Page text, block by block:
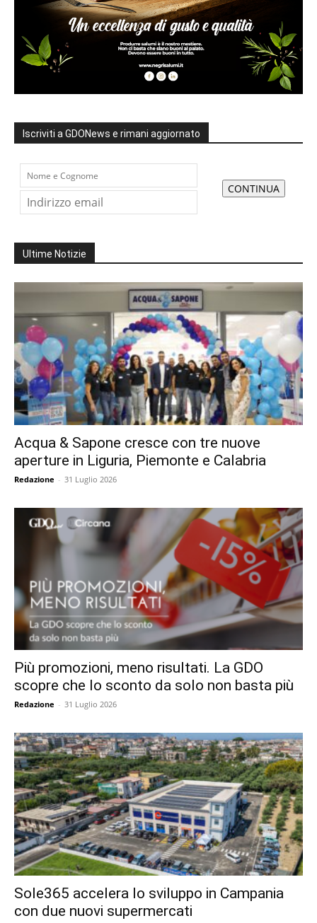
Iscriviti a GDONews e rimani aggiornato
Ultime Notizie
Acqua & Sapone cresce con tre nuove
aperture in Liguria, Piemonte e Calabria
Redazione - 31 Luglio 2026
Più promozioni, meno risultati. La GDO
scopre che lo sconto da solo non basta più
Redazione - 31 Luglio 2026
Sole365 accelera lo sviluppo in Campania
con due nuovi supermercati